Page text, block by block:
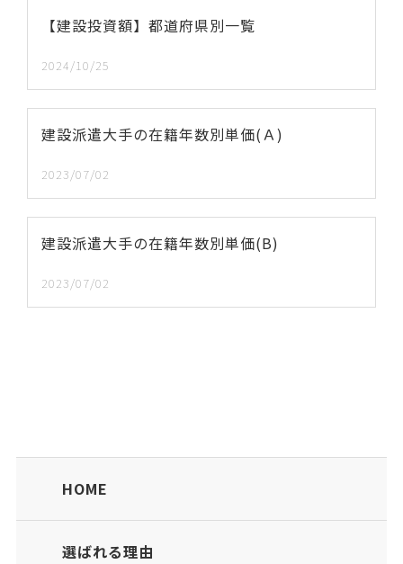
【建設投資額】都道府県別一覧
2024/10/25
建設派遣大手の在籍年数別単価(Ａ)
2023/07/02
建設派遣大手の在籍年数別単価(B)
2023/07/02
HOME
選ばれる理由